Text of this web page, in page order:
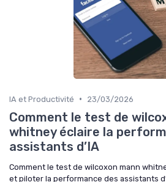
IA et Productivité • 23/03/2026
Comment le test de
whitney éclaire la
assistants d’IA
Comment le test de wilcoxon mann
et piloter la performance des assistants